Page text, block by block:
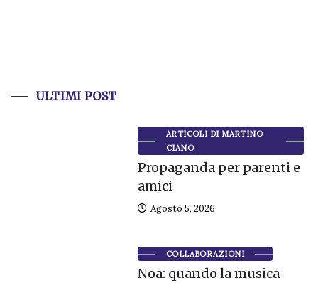
ULTIMI POST
ARTICOLI DI MARTINO
CIANO
Propaganda per parenti e
amici
Agosto 5, 2026
COLLABORAZIONI
Noa: quando la musica